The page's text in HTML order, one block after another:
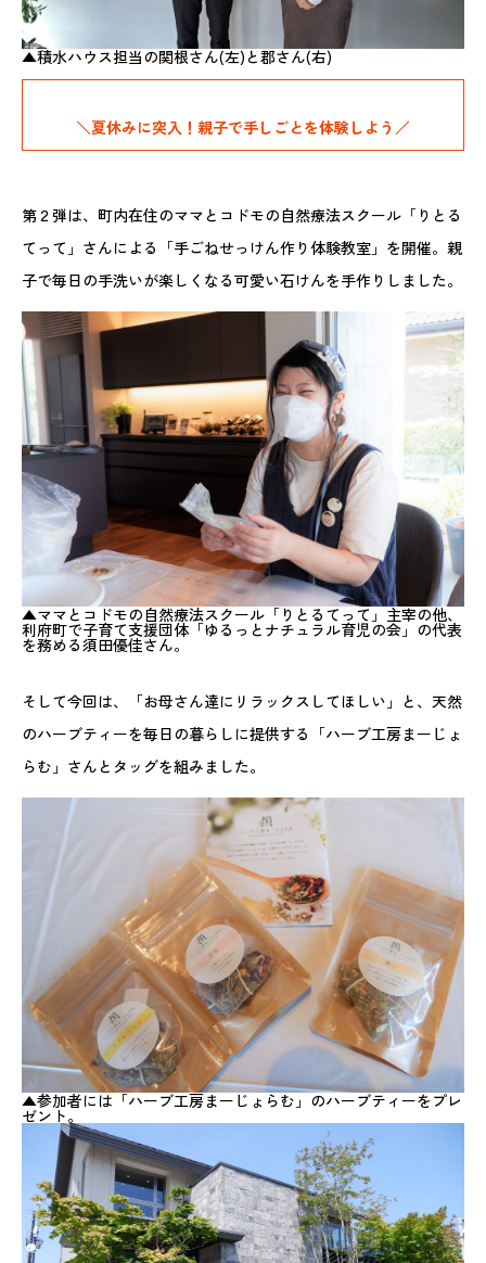
▲積水ハウス担当の関根さん(左)と郡さん(右)
＼夏休みに突入！親子で手しごとを体験しよう／
第２弾は、町内在住のママとコドモの自然療法スクール「りとる
てって」さんによる「手ごねせっけん作り体験教室」を開催。親
子で毎日の手洗いが楽しくなる可愛い石けんを手作りしました。
▲ママとコドモの自然療法スクール「りとるてって」主宰の他、
利府町で子育て支援団体「ゆるっとナチュラル育児の会」の代表
を務める須田優佳さん。
そして今回は、「お母さん達にリラックスしてほしい」と、天然
のハーブティーを毎日の暮らしに提供する「ハーブ工房まーじょ
らむ」さんとタッグを組みました。
▲参加者には「ハーブ工房まーじょらむ」のハーブティーをプレ
ゼント。